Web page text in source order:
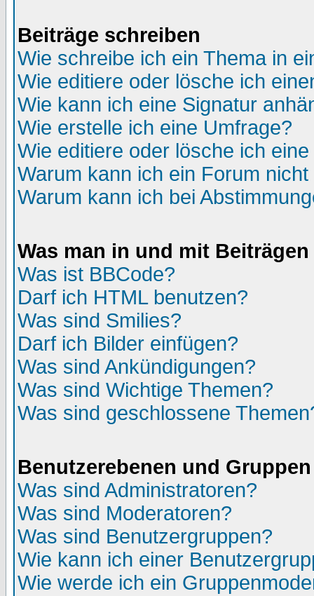
Beiträge schreiben
Wie schreibe ich ein Thema in
Wie editiere oder lösche ich
Wie kann ich eine Signatur
Wie erstelle ich eine Umfrage?
Wie editiere oder lösche ich
Warum kann ich ein Forum
Warum kann ich bei
Was man in und mit
Was ist BBCode?
Darf ich HTML benutzen?
Was sind Smilies?
Darf ich Bilder einfügen?
Was sind Ankündigungen?
Was sind Wichtige Themen?
Was sind geschlossene
Benutzerebenen und Gruppen
Was sind Administratoren?
Was sind Moderatoren?
Was sind Benutzergruppen?
Wie kann ich einer
Wie werde ich ein